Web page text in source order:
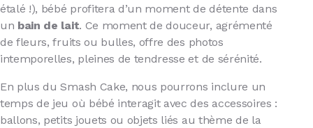
étalé !), bébé profitera d’un moment de détente dans
un bain de lait. Ce moment de douceur, agrémenté
de fleurs, fruits ou bulles, offre des photos
intemporelles, pleines de tendresse et de sérénité.
En plus du Smash Cake, nous pourrons inclure un
temps de jeu où bébé interagit avec des accessoires :
ballons, petits jouets ou objets liés au thème de la